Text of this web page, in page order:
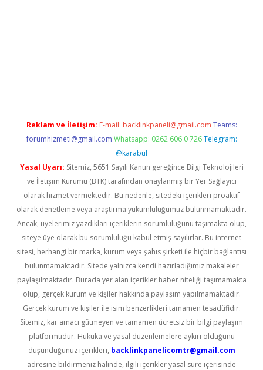
Reklam ve İletişim: E-mail: backlinkpaneli@gmail.com Teams:
forumhizmeti@gmail.com Whatsapp: 0262 606 0 726 Telegram:
@karabul
Yasal Uyarı: Sitemiz, 5651 Sayılı Kanun gereğince Bilgi Teknolojileri
ve İletişim Kurumu (BTK) tarafından onaylanmış bir Yer Sağlayıcı
olarak hizmet vermektedir. Bu nedenle, sitedeki içerikleri proaktif
olarak denetleme veya araştırma yükümlülüğümüz bulunmamaktadır.
Ancak, üyelerimiz yazdıkları içeriklerin sorumluluğunu taşımakta olup,
siteye üye olarak bu sorumluluğu kabul etmiş sayılırlar. Bu internet
sitesi, herhangi bir marka, kurum veya şahıs şirketi ile hiçbir bağlantısı
bulunmamaktadır. Sitede yalnızca kendi hazırladığımız makaleler
paylaşılmaktadır. Burada yer alan içerikler haber niteliği taşımamakta
olup, gerçek kurum ve kişiler hakkında paylaşım yapılmamaktadır.
Gerçek kurum ve kişiler ile isim benzerlikleri tamamen tesadüfidir.
Sitemiz, kar amacı gütmeyen ve tamamen ücretsiz bir bilgi paylaşım
platformudur. Hukuka ve yasal düzenlemelere aykırı olduğunu
düşündüğünüz içerikleri, backlinkpanelicomtr@gmail.com
adresine bildirmeniz halinde, ilgili içerikler yasal süre içerisinde